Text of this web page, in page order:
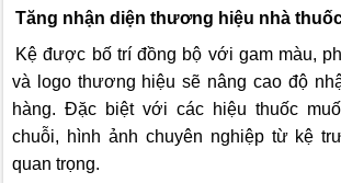
Tăng nhận diện thương hiệu nhà
Kệ được bố trí đồng bộ với gam màu,
và logo thương hiệu sẽ nâng cao độ
hàng. Đặc biệt với các hiệu thuốc
chuỗi, hình ảnh chuyên nghiệp từ kệ
quan trọng.